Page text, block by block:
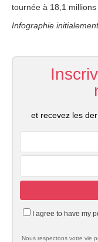
tournée à 18,1
Infographie
et recevez les
I agree to have my
Nous respectons votre vie